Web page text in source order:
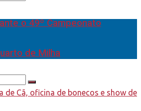
o 49º Campeonato
de Milha